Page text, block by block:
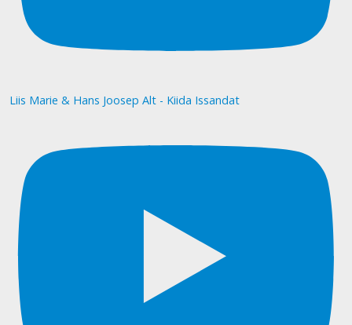
Liis Marie & Hans Joosep Alt - Kiida Issandat